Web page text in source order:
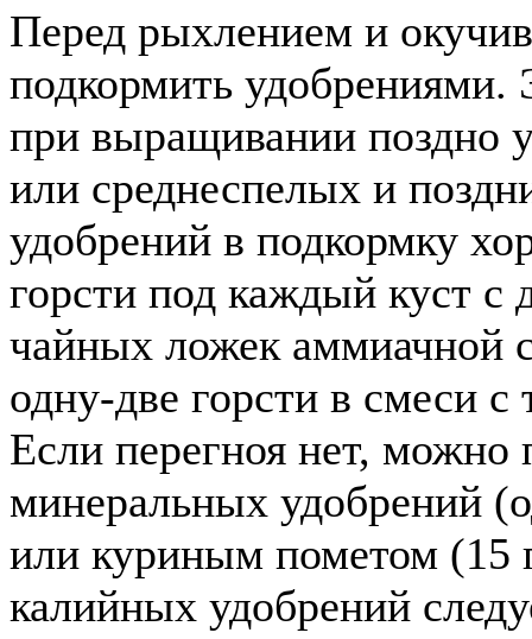
Перед рыхлением и
подкормить удобрениями.
при выращивании поздно
или среднеспелых и
удобрений в подкормку
горсти под каждый куст с
чайных ложек аммиачной
одну-две горсти в смеси
Если перегноя нет, можно
минеральных удобрений
или куриным пометом (15
калийных удобрений